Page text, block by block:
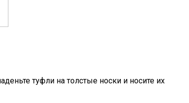
туфли на толстые носки и носите их